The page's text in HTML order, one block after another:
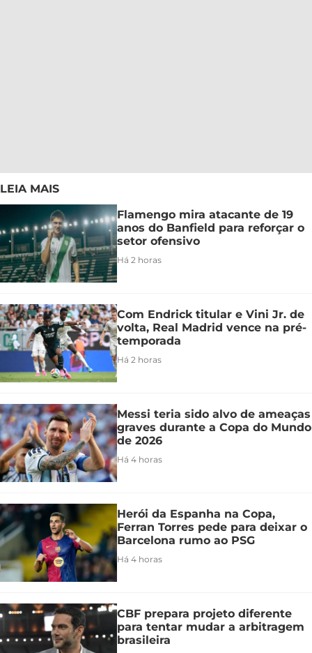
LEIA MAIS
Flamengo mira atacante de 19
anos do Banfield para reforçar o
setor ofensivo
Há 2 horas
Com Endrick titular e Vini Jr. de
volta, Real Madrid vence na pré-
temporada
Há 2 horas
Messi teria sido alvo de ameaças
graves durante a Copa do Mundo
de 2026
Há 4 horas
Herói da Espanha na Copa,
Ferran Torres pede para deixar o
Barcelona rumo ao PSG
Há 4 horas
CBF prepara projeto diferente
para tentar mudar a arbitragem
brasileira